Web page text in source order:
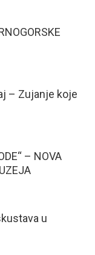
– Zujanje koje
– NOVA
u